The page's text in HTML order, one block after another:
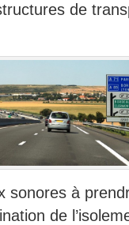
de
sonores à
de